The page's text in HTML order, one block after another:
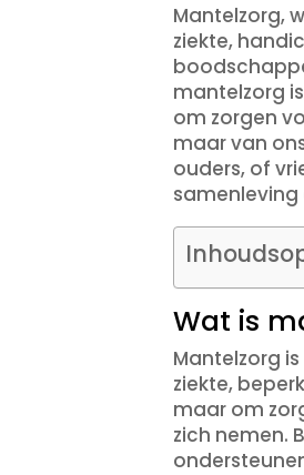
Mantelzorg,
ziekte,
mantelzorg
om zorgen
maar van
ouders, of
samenleving
Wat is
Mantelzorg
ziekte,
maar om
zich nemen.